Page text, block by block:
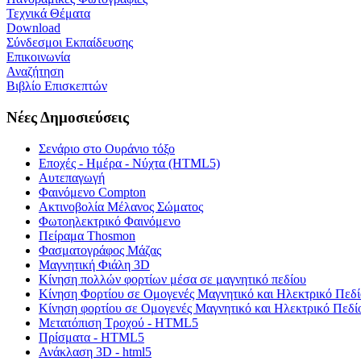
Τεχνικά Θέματα
Download
Σύνδεσμοι Εκπαίδευσης
Επικοινωνία
Αναζήτηση
Βιβλίο Επισκεπτών
Νέες Δημοσιεύσεις
Σενάριο στο Ουράνιο τόξο
Εποχές - Ημέρα - Νύχτα (HTML5)
Αυτεπαγωγή
Φαινόμενο Compton
Ακτινοβολία Μέλανος Σώματος
Φωτοηλεκτρικό Φαινόμενο
Πείραμα Thosmon
Φασματογράφος Μάζας
Μαγνητική Φιάλη 3D
Κίνηση πολλών φορτίων μέσα σε μαγνητικό πεδίου
Κίνηση Φορτίου σε Ομογενές Μαγνητικό και Ηλεκτρικό
Κίνηση φορτίου σε Ομογενές Μαγνητικό και Ηλεκτρικό
Μετατόπιση Τροχού - HTML5
Πρίσματα - HTML5
Ανάκλαση 3D - html5